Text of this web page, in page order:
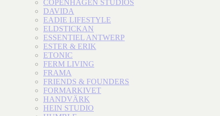
COPENHAGEN STUDIOS
DAVIDA
EADIE LIFESTYLE
ELDSTICKAN
ESSENTIEL ANTWERP
ESTER & ERIK
ETONIC
FERM LIVING
FRAMA
FRIENDS & FOUNDERS
FORMARKIVET
HANDVÄRK
HEIN STUDIO